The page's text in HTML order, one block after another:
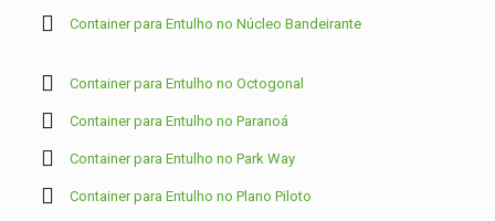
Container para Entulho no Núcleo Bandeirante
Container para Entulho no Octogonal
Container para Entulho no Paranoá
Container para Entulho no Park Way
Container para Entulho no Plano Piloto